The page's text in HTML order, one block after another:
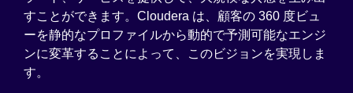
すことができます。Cloudera は、顧客の 360 度ビュ
ーを静的なプロファイルから動的で予測可能なエンジ
ンに変革することによって、このビジョンを実現しま
す。